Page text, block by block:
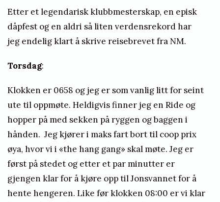
s
a
r
e
g
g
e
Etter et legendarisk klubbmesterskap, en episk
dåpfest og en aldri så liten verdensrekord har
jeg endelig klart å skrive reisebrevet fra NM.
Torsdag:
Klokken er 0658 og jeg er som vanlig litt for seint
ute til oppmøte. Heldigvis finner jeg en Ride og
hopper på med sekken på ryggen og baggen i
hånden. Jeg kjører i maks fart bort til coop prix
øya, hvor vi i «the hang gang» skal møte. Jeg er
først på stedet og etter et par minutter er
gjengen klar for å kjøre opp til Jonsvannet for å
hente hengeren. Like før klokken 08:00 er vi klar